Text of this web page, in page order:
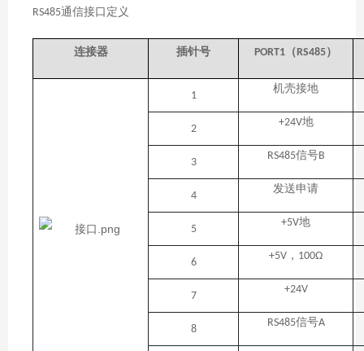
RS485通信接口定义
连接器 插针号 PORT1 （RS485）
1
机壳接地
2
+24V地
3
RS485信号B
4
发送申请
5
+5V地
6
+5V ， 100Ω
7
+24V
8
RS485信号A